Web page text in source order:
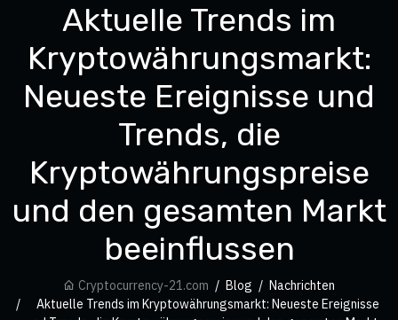
Aktuelle Trends im
Kryptowährungsmarkt:
Neueste Ereignisse und
Trends, die
Kryptowährungspreise
und den gesamten Markt
beeinflussen
Cryptocurrency-21.com Blog
Nachrichten
Aktuelle Trends im Kryptowährungsmarkt: Neueste Ereignisse